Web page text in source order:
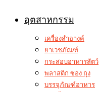
อุตสาหกรรม
เครื่องสำอางค์
ยาเวชภัณฑ์
กระสอบอาหารสัตว์
พลาสติก ซอง ถุง
บรรจุภัณฑ์อาหาร